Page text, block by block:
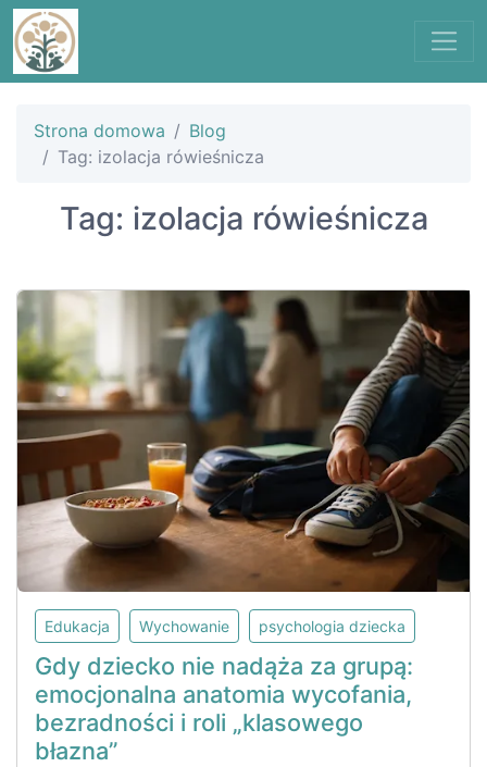
Strona domowa
Blog
Tag: izolacja rówieśnicza
Tag: izolacja rówieśnicza
Edukacja Wychowanie psychologia dziecka
Gdy dziecko nie nadąża za grupą:
emocjonalna anatomia wycofania,
bezradności i roli „klasowego
błazna”